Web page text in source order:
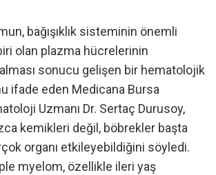
bağışıklık sisteminin önemli
olan plazma hücrelerinin
sonucu gelişen bir hematolojik
ifade eden Medicana Bursa
Uzmanı Dr. Sertaç Durusoy,
kemikleri değil, böbrekler başta
organı etkileyebildiğini söyledi.
myelom, özellikle ileri yaş